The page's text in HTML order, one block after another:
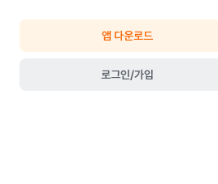
앱 다운로드
로그인/가입